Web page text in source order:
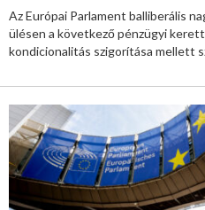
Az Európai Parlament balliberális
ülésen a következő pénzügyi
kondicionalitás szigorítása mellett